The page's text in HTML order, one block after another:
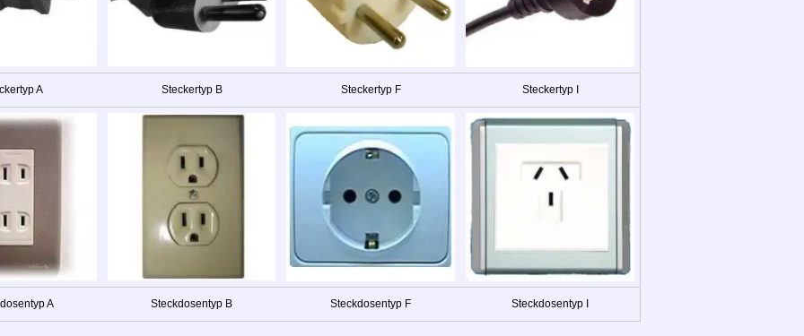
A Steckertyp B Steckertyp F Steckertyp I
A Steckdosentyp B Steckdosentyp F Steckdosentyp I